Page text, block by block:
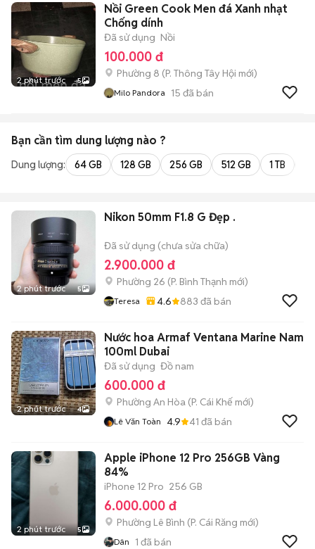
2 phút trước 5
Nồi Green Cook Men đá Xanh nhạt
Chống dính
Đã sử dụng Nồi
100.000 đ
Phường 8 (P. Thông Tây Hội mới)
Milo Pandora 15 đã bán
Bạn cần tìm dung lượng nào ?
Dung lượng: 64 GB 128 GB 256 GB 512 GB 1 TB
2 phút trước 5
Nikon 50mm F1.8 G Đẹp .
Đã sử dụng (chưa sửa chữa)
2.900.000 đ
Phường 26 (P. Bình Thạnh mới)
Teresa 4.6 883 đã bán
2 phút trước 4
Nước hoa Armaf Ventana Marine Nam
100ml Dubai
Đã sử dụng Đồ nam
600.000 đ
Phường An Hòa (P. Cái Khế mới)
Lê Văn Toàn 4.9 41 đã bán
2 phút trước 5
Apple iPhone 12 Pro 256GB Vàng
84%
iPhone 12 Pro 256 GB
6.000.000 đ
Phường Lê Bình (P. Cái Răng mới)
Dân 1 đã bán